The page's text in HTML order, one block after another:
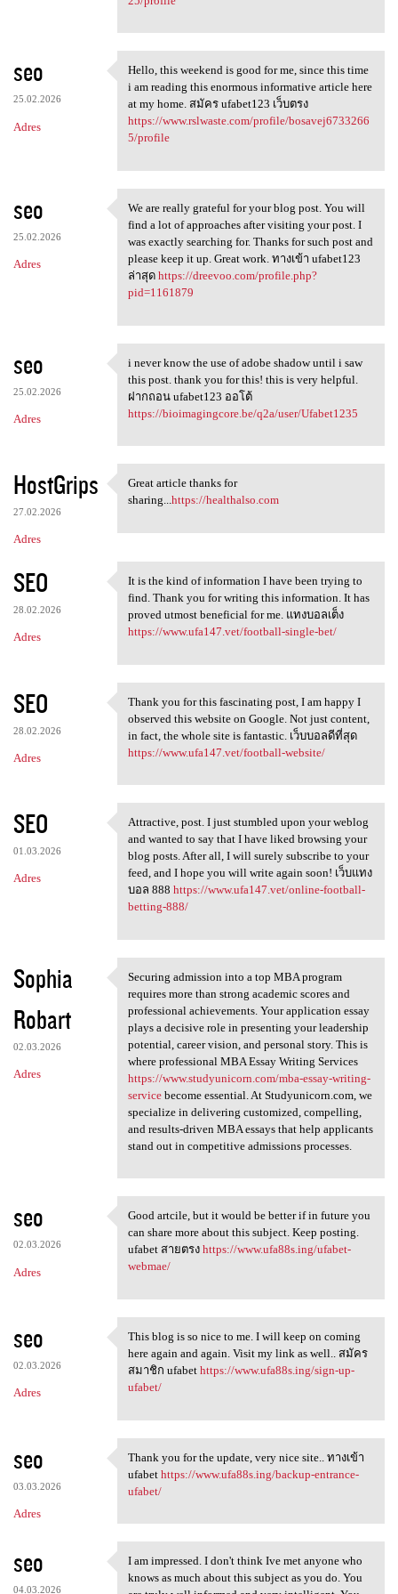
seo
25.02.2026
Adres
Hello, this weekend is good
Hello, this weekend is good for me, since this time
i am reading this enormous informative article here
at my home. สมัคร ufabet123 เว็บตรง
https://www.rslwaste.com/profile/bosavej6733266
5/profile
seo
25.02.2026
Adres
We are really grateful for
We are really grateful for your blog post. You will
find a lot of approaches after visiting your post. I
was exactly searching for. Thanks for such post and
please keep it up. Great work. ทางเข้า ufabet123
ล่าสุด https://dreevoo.com/profile.php?
pid=1161879
seo
25.02.2026
Adres
i never know the use of adobe
i never know the use of adobe shadow until i saw
this post. thank you for this! this is very helpful.
ฝากถอน ufabet123 ออโต้
https://bioimagingcore.be/q2a/user/Ufabet1235
HostGrips
27.02.2026
Adres
Great article thanks for
Great article thanks for
sharing...https://healthalso.com
SEO
28.02.2026
Adres
It is the kind of information
It is the kind of information I have been trying to
find. Thank you for writing this information. It has
proved utmost beneficial for me. แทงบอลเต็ง
https://www.ufa147.vet/football-single-bet/
SEO
28.02.2026
Adres
Thank you for this
Thank you for this fascinating post, I am happy I
observed this website on Google. Not just content,
in fact, the whole site is fantastic. เว็บบอลดีที่สุด
https://www.ufa147.vet/football-website/
SEO
01.03.2026
Adres
Attractive, post. I just
Attractive, post. I just stumbled upon your weblog
and wanted to say that I have liked browsing your
blog posts. After all, I will surely subscribe to your
feed, and I hope you will write again soon! เว็บแทง
บอล 888 https://www.ufa147.vet/online-football-
betting-888/
Sophia
Robart
02.03.2026
Adres
Securing admission into a top
Securing admission into a top MBA program
requires more than strong academic scores and
professional achievements. Your application essay
plays a decisive role in presenting your leadership
potential, career vision, and personal story. This is
where professional MBA Essay Writing Services
https://www.studyunicorn.com/mba-essay-writing-
servicebecome essential. At Studyunicorn.com, we
specialize in delivering customized, compelling,
and results-driven MBA essays that help applicants
stand out in competitive admissions processes.
seo
02.03.2026
Adres
Good artcile, but it would be
Good artcile, but it would be better if in future you
can share more about this subject. Keep posting.
ufabet สายตรง https://www.ufa88s.ing/ufabet-
webmae/
seo
02.03.2026
Adres
This blog is so nice to me. I
This blog is so nice to me. I will keep on coming
here again and again. Visit my link as well.. สมัคร
สมาชิก ufabet https://www.ufa88s.ing/sign-up-
ufabet/
seo
03.03.2026
Adres
Thank you for the update,
Thank you for the update, very nice site.. ทางเข้า
ufabet https://www.ufa88s.ing/backup-entrance-
ufabet/
seo
04.03.2026
I am impressed. I don't think
I am impressed. I don't think Ive met anyone who
knows as much about this subject as you do. You